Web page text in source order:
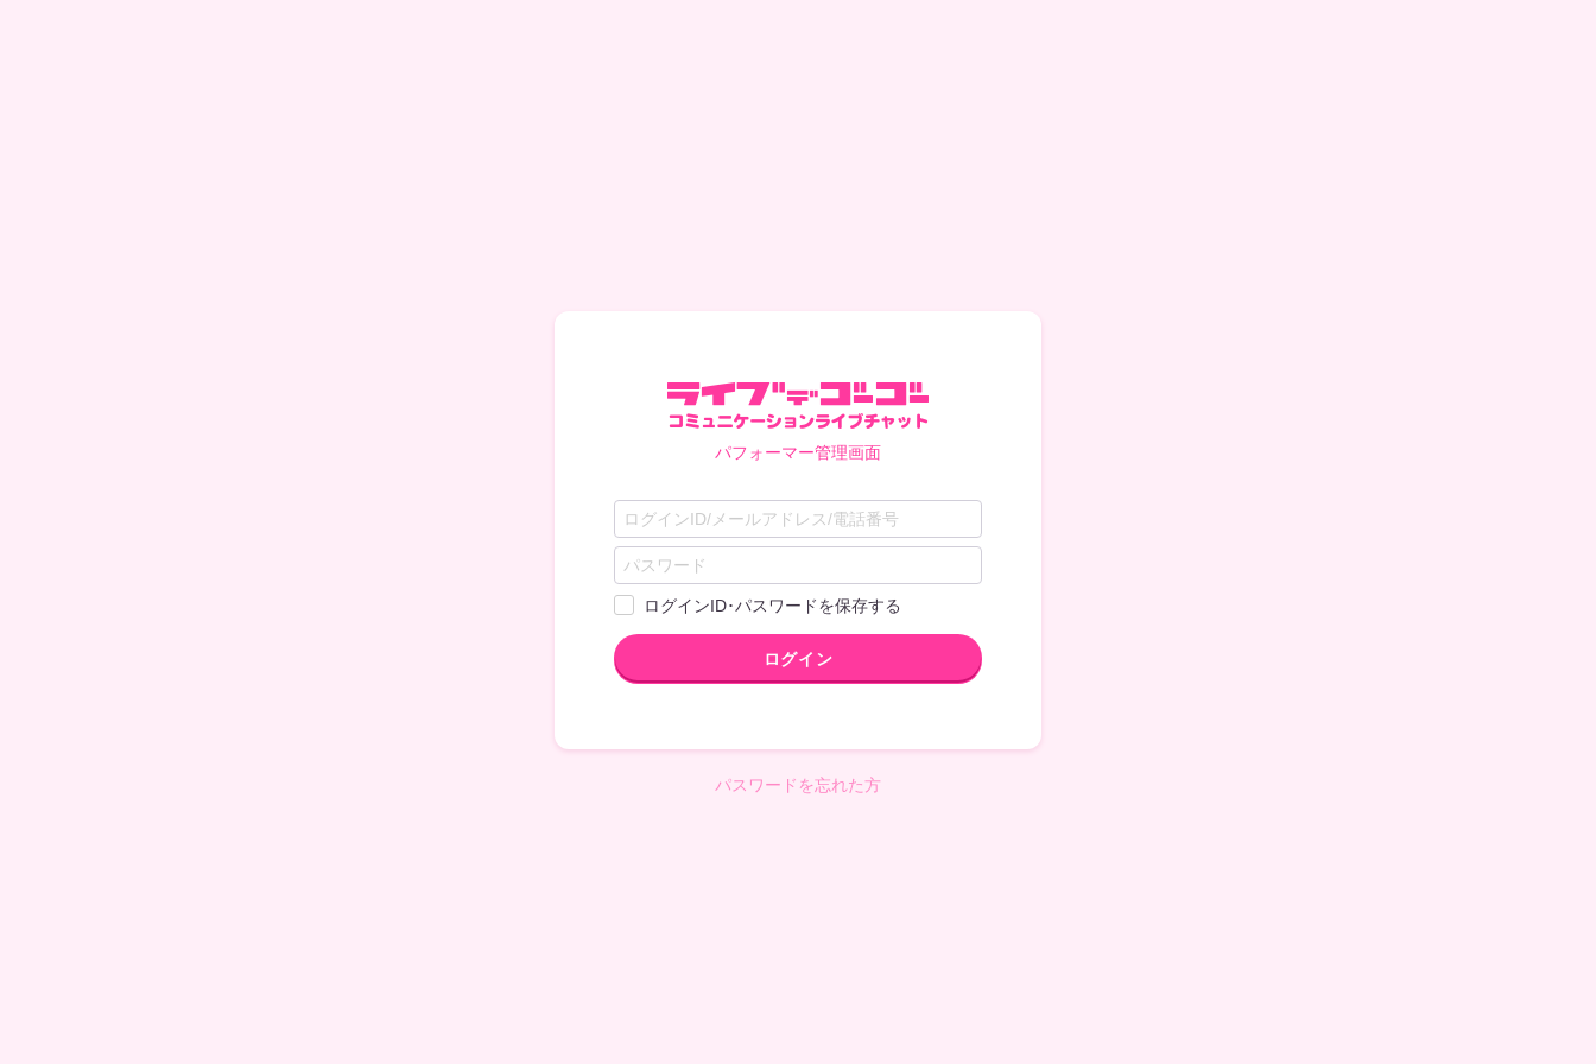
パフォーマー管理画面
ログインID･パスワードを保存する
ログイン
パスワードを忘れた方